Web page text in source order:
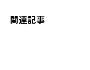
関連記事